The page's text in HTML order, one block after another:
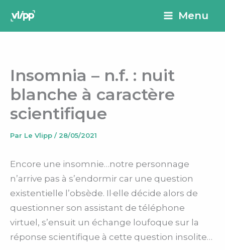
principal
Menu
Insomnia – n.f. : nuit
blanche à caractère
scientifique
Par Le Vlipp / 28/05/2021
Encore une insomnie…notre personnage
n’arrive pas à s’endormir car une question
existentielle l’obsède. Il·elle décide alors de
questionner son assistant de téléphone
virtuel, s’ensuit un échange loufoque sur la
réponse scientifique à cette question insolite…